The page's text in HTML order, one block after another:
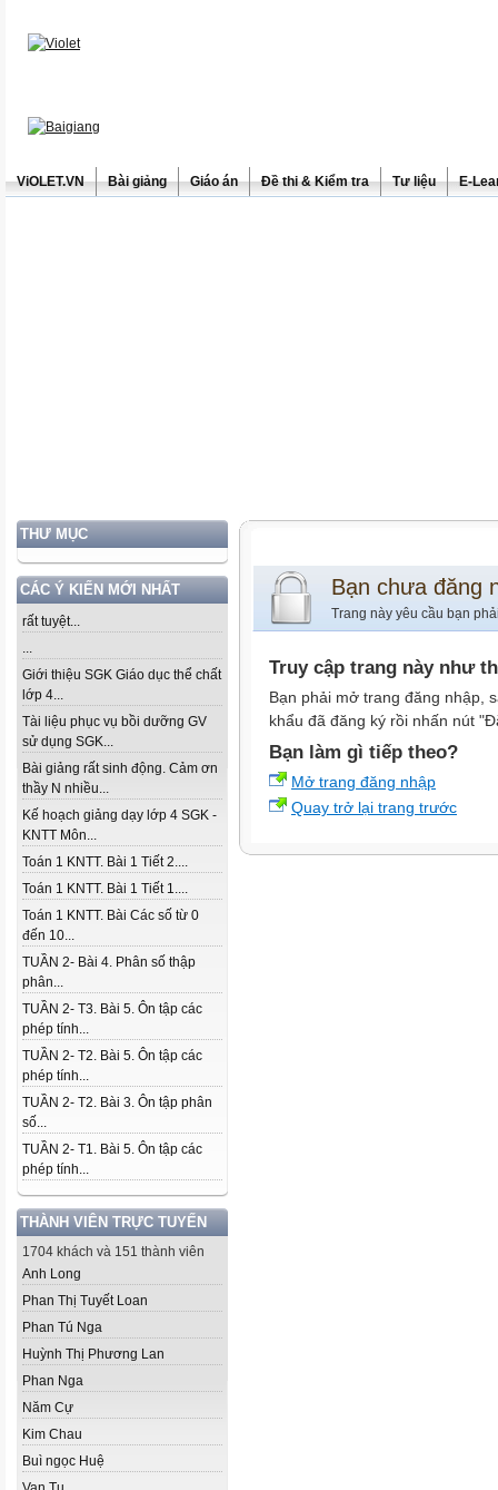
ViOLET.VN Bài giảng Giáo án Đề thi & Kiểm tra Tư liệu E-
THƯ MỤC
CÁC Ý KIẾN MỚI NHẤT
rất tuyệt...
...
Giới thiệu SGK Giáo dục thể chất
lớp 4...
Tài liệu phục vụ bồi dưỡng GV
sử dụng SGK...
Bài giảng rất sinh động. Cảm ơn
thầy N nhiều...
Kế hoạch giảng dạy lớp 4 SGK -
KNTT Môn...
Toán 1 KNTT. Bài 1 Tiết 2....
Toán 1 KNTT. Bài 1 Tiết 1....
Toán 1 KNTT. Bài Các số từ 0
đến 10...
TUẦN 2- Bài 4. Phân số thập
phân...
TUẦN 2- T3. Bài 5. Ôn tập các
phép tính...
TUẦN 2- T2. Bài 5. Ôn tập các
phép tính...
TUẦN 2- T2. Bài 3. Ôn tập phân
số...
TUẦN 2- T1. Bài 5. Ôn tập các
phép tính...
THÀNH VIÊN TRỰC TUYẾN
1704 khách và 151 thành viên
Anh Long
Phan Thị Tuyết Loan
Phan Tú Nga
Huỳnh Thị Phương Lan
Phan Nga
Năm Cự
Kim Chau
Buì ngọc Huệ
Bạn chưa đăng
Trang này yêu cầu bạn
Truy cập trang này như
Bạn phải mở trang đăng nhập,
khẩu đã đăng ký rồi nhấn nút
Bạn làm gì tiếp theo?
Mở trang đăng nhập
Quay trở lại trang trước